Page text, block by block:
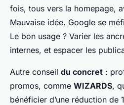
fois, tous vers la homepage,
Mauvaise idée. Google se
Le bon usage ? Varier les
internes, et espacer les
Autre conseil du concret :
promos, comme WIZARDS,
bénéficier d’une réduction de